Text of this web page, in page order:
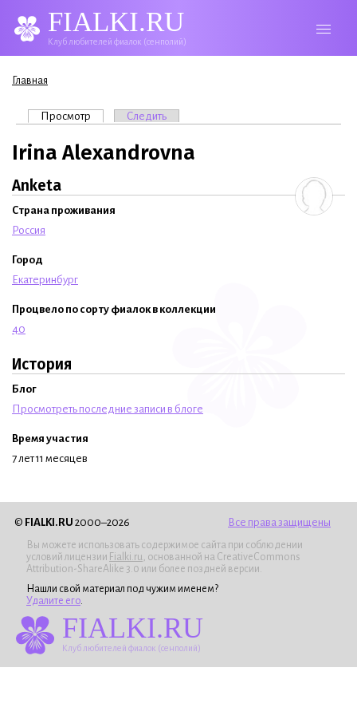
FIALKI.RU
Клуб любителей фиалок (сенполий)
Вы здесь
Главная
Главные вкладки
Просмотр (активная вкладка)
Следить
Irina Alexandrovna
Anketa
Страна проживания
Россия
Город
Екатеринбург
Процвело по сорту фиалок в коллекции
40
История
Блог
Просмотреть последние записи в блоге
Время участия
7 лет 11 месяцев
© FIALKI.RU 2000–2026 Все права защищены
Вы можете использовать содержимое сайта при соблюдении
условий лицензии Fialki.ru , основанной на CreativeCommons
Attribution-ShareAlike 3.0 или более поздней версии.
Нашли свой материал под чужим именем?
Удалите его
FIALKI.RU
Клуб любителей фиалок (сенполий)